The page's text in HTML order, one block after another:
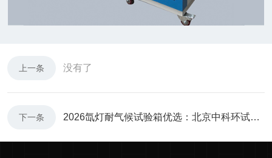
上一条 没有了
下一条 2026氙灯耐气候试验箱优选：北京中科环试以技术实力推动行业应用升级